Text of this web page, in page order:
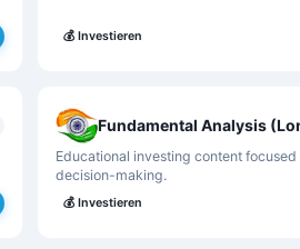
💰 Investieren
Fundamental Analysis
Educational investing content
decision-making.
💰 Investieren